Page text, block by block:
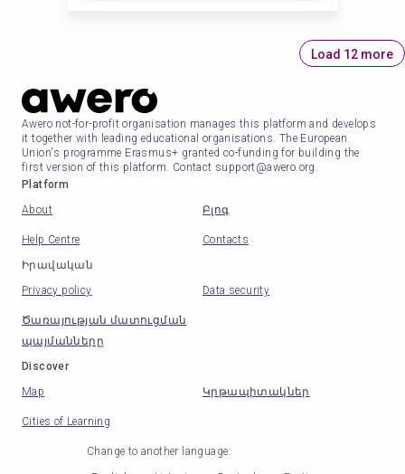
Load 12 more
Awero not-for-profit organisation manages this platform and develops
it together with leading educational organisations. The European
Union's programme Erasmus+ granted co-funding for building the
first version of this platform. Contact support@awero.org.
Platform
About
Բլոգ
Help Centre
Contacts
Իրավական
Privacy policy
Data security
Ծառայության մատուցման
պայմանները
Discover
Map
Կրթապիտակներ
Cities of Learning
Change to another language: